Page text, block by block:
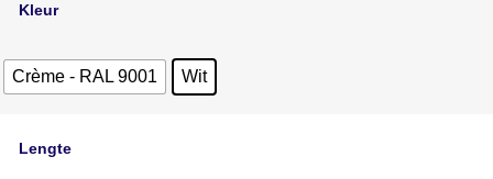
Kleur
Crème - RAL 9001 Wit
Lengte